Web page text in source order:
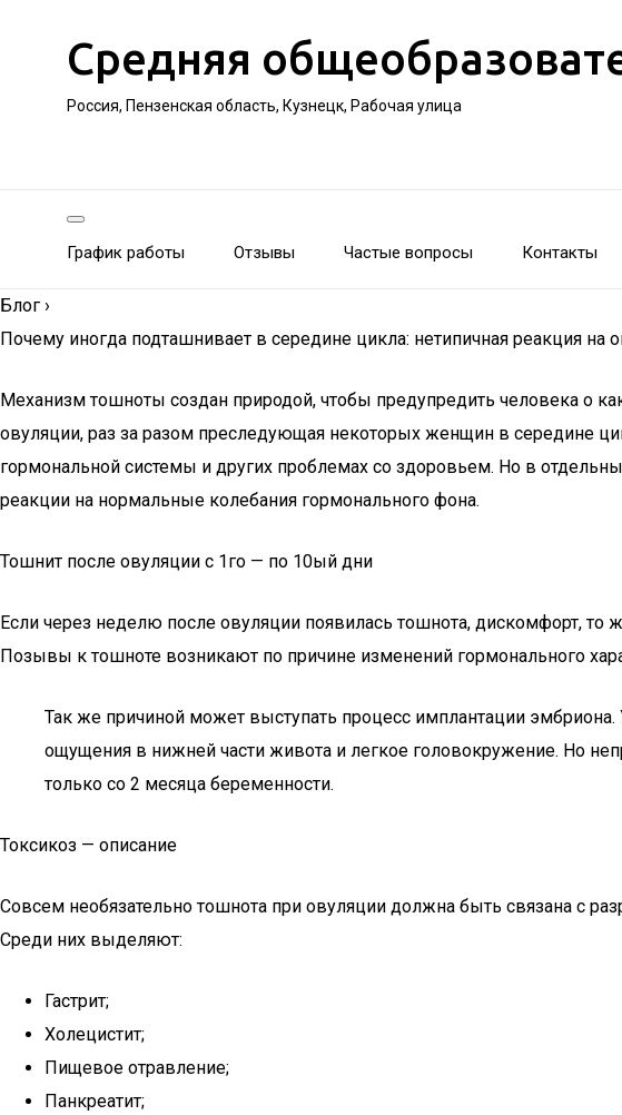
Средняя
Россия, Пензенская область, Кузнецк, Рабочая улица
График работы Отзывы Частые вопросы Контакты
Блог ›
Почему иногда подташнивает в середине цикла: нетипичная реакция на
Механизм тошноты создан природой, чтобы предупредить человека о
овуляции, раз за разом преследующая некоторых женщин в середине
гормональной системы и других проблемах со здоровьем. Но в
реакции на нормальные колебания гормонального фона.
Тошнит после овуляции с 1го — по 10ый дни
Если через неделю после овуляции появилась тошнота, дискомфорт,
Позывы к тошноте возникают по причине изменений гормонального
Так же причиной может выступать процесс имплантации
ощущения в нижней части живота и легкое головокружение. Но
только со 2 месяца беременности.
Токсикоз — описание
Совсем необязательно тошнота при овуляции должна быть связана с
Среди них выделяют:
Гастрит;
Холецистит;
Пищевое отравление;
Панкреатит;